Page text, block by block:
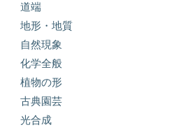
道端
地形・地質
自然現象
化学全般
植物の形
古典園芸
光合成